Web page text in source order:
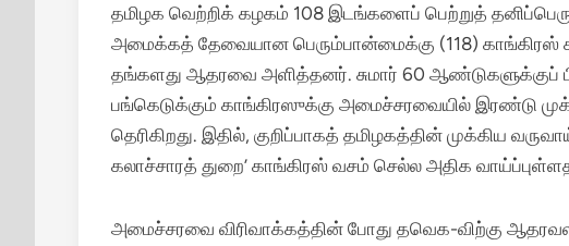
தமிழக வெற்றிக் கழகம் 108 இடங்களைப் பெற்றுத்
அமைக்கத் தேவையான பெரும்பான்மைக்கு (118) காங்கிரஸ்
தங்களது ஆதரவை அளித்தனர். சுமார் 60 ஆண்டுகளுக்குப்
பங்கெடுக்கும் காங்கிரஸுக்கு அமைச்சரவையில் இரண்டு
தெரிகிறது. இதில், குறிப்பாகத் தமிழகத்தின் முக்கிய
கலாச்சாரத் துறை’ காங்கிரஸ் வசம் செல்ல அதிக
அமைச்சரவை விரிவாக்கத்தின் போது தவெக-விற்கு